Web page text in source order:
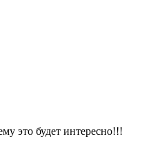
это будет интересно!!!